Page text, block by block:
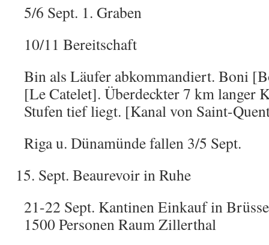
5/6 Sept. 1. Graben
10/11 Bereitschaft
Bin als Läufer abkommandiert. Boni
[Le Catelet]. Überdeckter 7 km langer
Stufen tief liegt. [Kanal von Saint-
Riga u. Dünamünde fallen 3/5 Sept.
Sept. Beaurevoir in Ruhe
21-22 Sept. Kantinen Einkauf in
1500 Personen Raum Zillerthal